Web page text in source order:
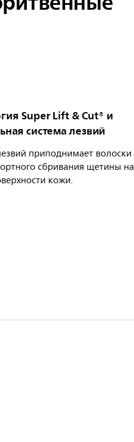
Super Lift & Cut® и
система лезвий
приподнимает волоски
сбривания щетины на
кожи.